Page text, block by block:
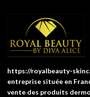
https://royalbeauty-
entreprise située en
vente des produits